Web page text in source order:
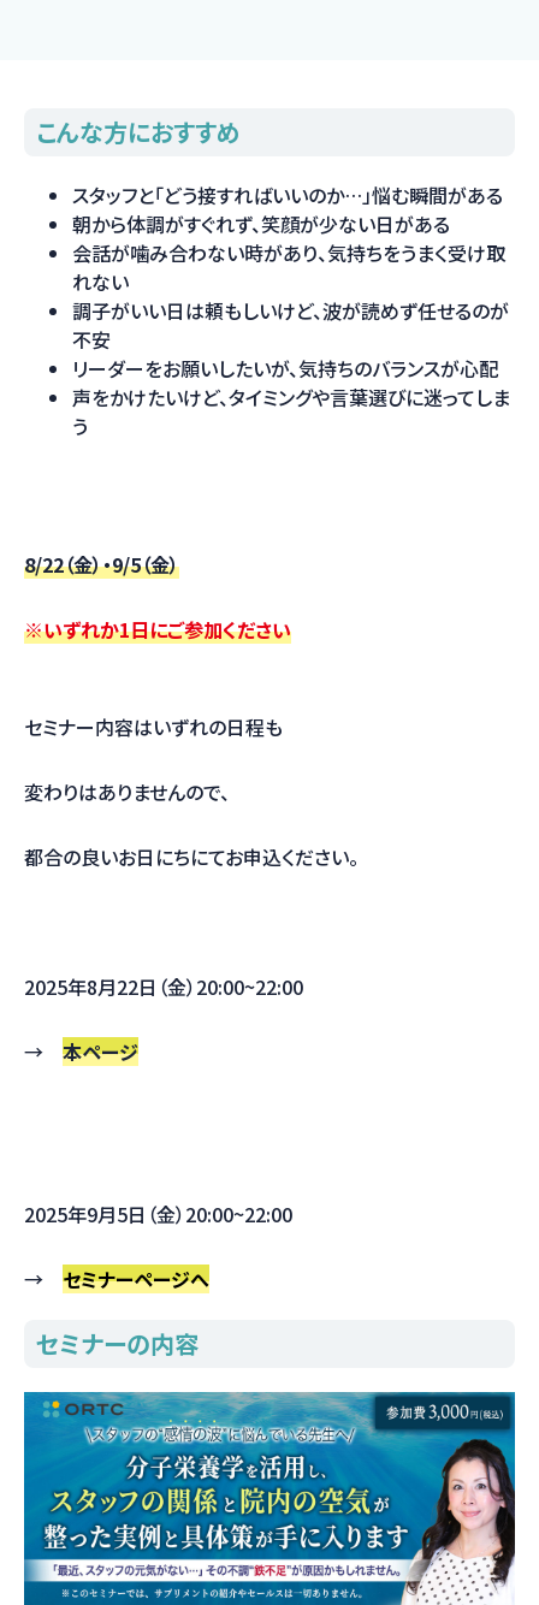
こんな方におすすめ
スタッフと「どう接すればいいのか…」悩む瞬間がある
朝から体調がすぐれず、笑顔が少ない日がある
会話が噛み合わない時があり、気持ちをうまく受け取
れない
調子がいい日は頼もしいけど、波が読めず任せるのが
不安
リーダーをお願いしたいが、気持ちのバランスが心配
声をかけたいけど、タイミングや言葉選びに迷ってしま
う
8/22（金）・9/5（金）
※いずれか1日にご参加ください
セミナー内容はいずれの日程も
変わりはありませんので、
都合の良いお日にちにてお申込ください。
2025年8月22日（金）20:00~22:00
→ 本ページ
2025年9月5日（金）20:00~22:00
→ セミナーページへ
セミナーの内容